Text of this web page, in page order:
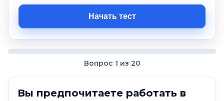
Начать тест
Вопрос 1 из 20
Вы предпочитаете работать в